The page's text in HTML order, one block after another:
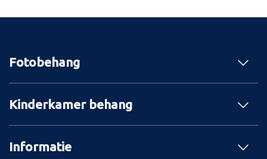
Fotobehang
Kinderkamer behang
Informatie